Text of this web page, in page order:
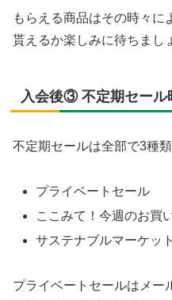
もらえる商品はその時々に
貰えるか楽しみに待ちまし
入会後③ 不定期セール
不定期セールは全部で3種類
プライベートセール
ここみて！今週のお買
サステナブルマーケット
プライベートセールはメー